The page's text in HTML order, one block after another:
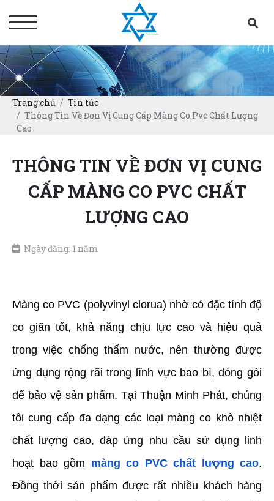
Trang chủ
Tin tức
Thông Tin Về Đơn Vị Cung Cấp Màng Co Pvc Chất Lượng
Cao
THÔNG TIN VỀ ĐƠN VỊ CUNG
CẤP MÀNG CO PVC CHẤT
LƯỢNG CAO
Ngày đăng: 1 năm
Màng co PVC (polyvinyl clorua) nhờ có đặc tính độ
co giãn tốt, khả năng chịu lực cao và hiệu quả
trong việc chống thấm nước, nên thường được
ứng dụng rộng rãi trong lĩnh vực bao bì, đóng gói
để bảo vệ sản phẩm. Tại Thuận Minh Phát, chúng
tôi cung cấp đa dạng các loại màng co khò nhiệt
chất lượng cao, đáp ứng nhu cầu sử dụng linh
hoạt bao gồm màng co PVC chất lượng cao.
Đồng thời sản phẩm được rất nhiều khách hàng